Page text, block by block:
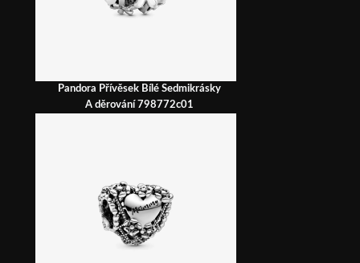
Pandora Přívěsek Bílé Sedmikrásky
A děrování 798772c01